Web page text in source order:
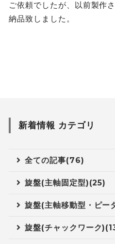
ご依頼でしたが、以前製作
納品致しました。
新着情報 カテゴリ
全ての記事(76)
旋盤(主軸固定型)(25)
旋盤(主軸移動型・ピー
旋盤(チャックワーク